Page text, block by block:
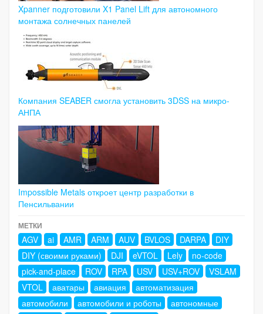
Xpanner подготовили X1 Panel Lift для автономного
монтажа солнечных панелей
Компания SEABER смогла установить 3DSS на микро-
АНПА
Impossible Metals откроет центр разработки в
Пенсильвании
МЕТКИ
AGV ai AMR ARM AUV BVLOS DARPA
DIY
DIY (своими руками)
DJI eVTOL Lely
no-code
pick-and-place
ROV RPA USV USV+ROV
VSLAM
VTOL
аватары авиация
автоматизация
автомобили
автомобили и роботы
автономные